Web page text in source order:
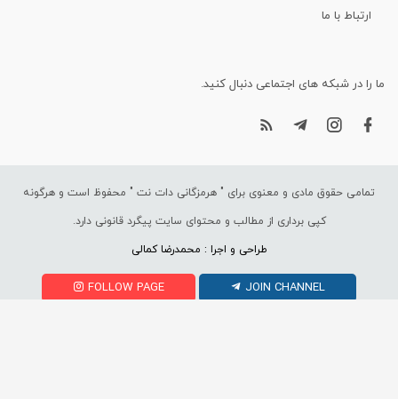
ارتباط با ما
ما را در شبکه های اجتماعی دنبال کنید.
تمامی حقوق مادی و معنوی برای " هرمزگانی دات نت " محفوظ است و هرگونه
کپی برداری از مطالب و محتوای سایت پیگرد قانونی دارد.
طراحی و اجرا : محمدرضا کمالی
FOLLOW PAGE JOIN CHANNEL